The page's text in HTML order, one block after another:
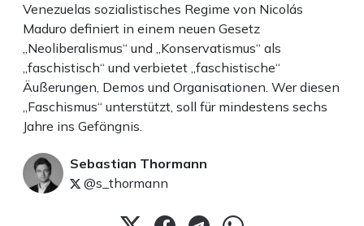
Venezuelas sozialistisches Regime von Nicolás
Maduro definiert in einem neuen Gesetz
„Neoliberalismus“ und „Konservatismus“ als
„faschistisch“ und verbietet „faschistische“
Äußerungen, Demos und Organisationen. Wer diesen
„Faschismus“ unterstützt, soll für mindestens sechs
Jahre ins Gefängnis.
Sebastian Thormann
@s_thormann